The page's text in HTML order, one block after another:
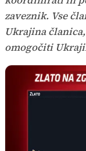
zaveznik. Vse
Ukrajina
omogočiti